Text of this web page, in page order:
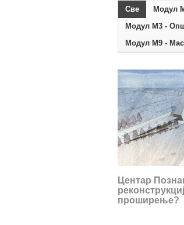
Све Модул
Модул М3 -
Модул М9 -
Центар
проширење?